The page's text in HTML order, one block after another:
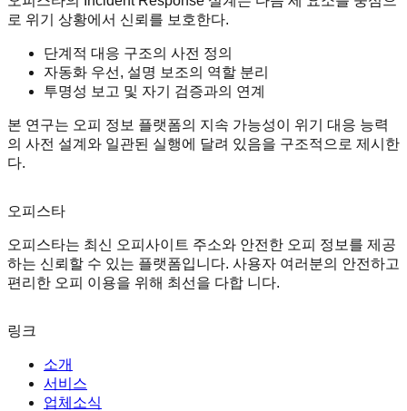
로 위기 상황에서 신뢰를 보호한다.
단계적 대응 구조의 사전 정의
자동화 우선, 설명 보조의 역할 분리
투명성 보고 및 자기 검증과의 연계
본 연구는 오피 정보 플랫폼의 지속 가능성이 위기 대응 능력
의 사전 설계와 일관된 실행에 달려 있음을 구조적으로 제시한
다.
오피스타
오피스타는 최신 오피사이트 주소와 안전한 오피 정보를 제공
하는 신뢰할 수 있는 플랫폼입니다. 사용자 여러분의 안전하고
편리한 오피 이용을 위해 최선을 다합 니다.
링크
소개
서비스
업체소식